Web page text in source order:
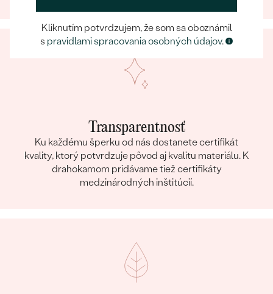
OBJAVIŤ
Transparentnosť
Ku každému šperku od nás dostanete certifikát
kvality, ktorý potvrdzuje pôvod aj kvalitu materiálu. K
drahokamom pridávame tiež certifikáty
medzinárodných inštitúcií.
Kliknutím potvrdzujem, že som sa oboznámil
s pravidlami spracovania osobných údajov.